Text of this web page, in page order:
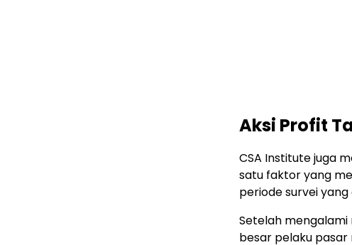
Aksi Profit
CSA Institute juga
satu faktor yang
periode survei yang
Setelah
besar pelaku